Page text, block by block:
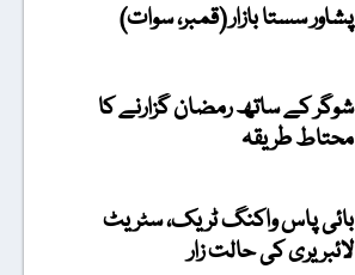
پشاور سستا بازار (قمبر، سوات)
شوگر کے ساتھ رمضان گزارنے کا
محتاط طریقہ
بائی پاس واکنگ ٹریک، سٹریٹ
لائبریری کی حالت زار